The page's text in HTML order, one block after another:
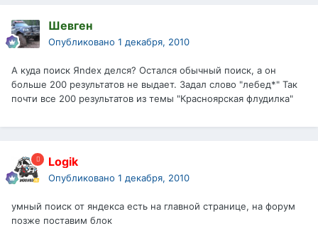
Шевген
Опубликовано 1 декабря, 2010
А куда поиск Яndex делся? Остался обычный поиск, а он
больше 200 результатов не выдает. Задал слово "лебед*" Так
почти все 200 результатов из темы "Красноярская флудилка"
Logik
Опубликовано 1 декабря, 2010
умный поиск от яндекса есть на главной странице, на форум
позже поставим блок